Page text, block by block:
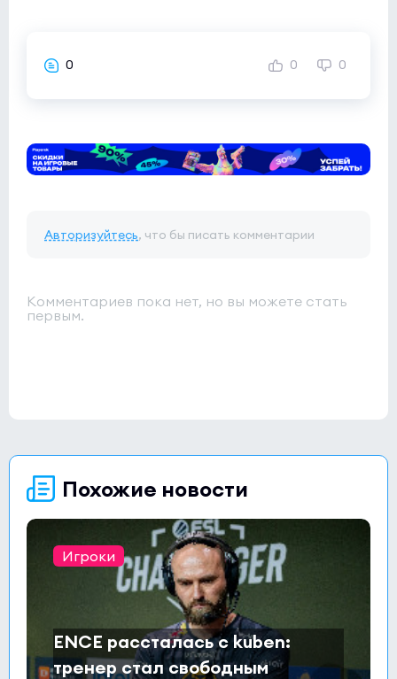
0 0 0
Авторизуйтесь, что бы писать комментарии
Комментариев пока нет, но вы можете стать
первым.
Похожие новости
Игроки
ENCE рассталась с kuben:
тренер стал свободным